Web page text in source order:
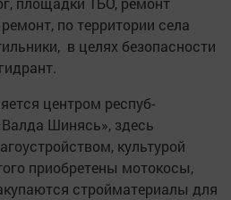
по территории села
в целях безопасности
центром респуб­
Шинясь», здесь
культурой
приобретены мотокосы,
стройматериалы для